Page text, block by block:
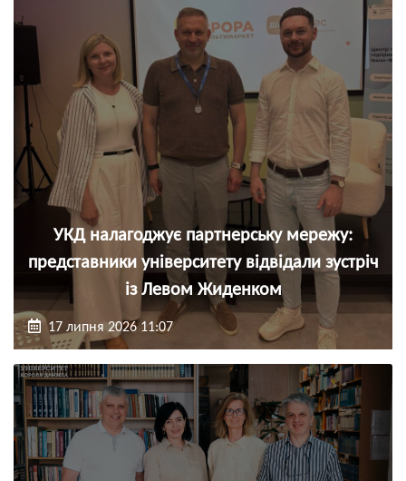
УКД налагоджує партнерську мережу:
представники університету відвідали зустріч
із Левом Жиденком
17 липня 2026 11:07